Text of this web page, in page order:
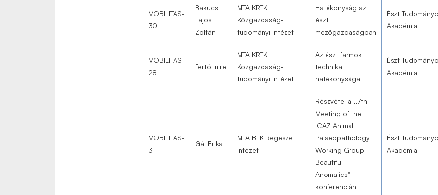
MOBILITAS-
30
Bakucs
Lajos
Zoltán
MTA KRTK
Közgazdaság-
tudományi Intézet
Hatékonyság az
észt
mezőgazdaságban
Észt
Akadémia
MOBILITAS-
28
Fertő Imre
MTA KRTK
Közgazdaság-
tudományi Intézet
Az észt farmok
technikai
hatékonysága
Észt
Akadémia
MOBILITAS-
3
Gál Erika
MTA BTK Régészeti
Intézet
Részvétel a ,,7th
Meeting of the
ICAZ Animal
Palaeopathology
Working Group -
Beautiful
Anomalies"
konferencián
Észt
Akadémia